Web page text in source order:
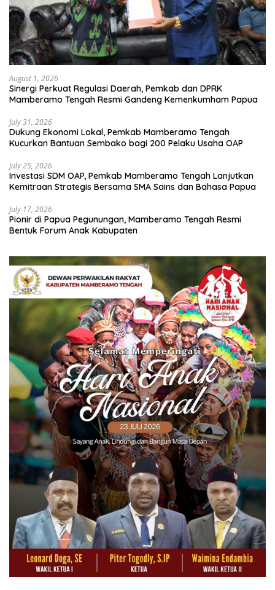
August 1, 2026
Sinergi Perkuat Regulasi Daerah, Pemkab dan DPRK
Mamberamo Tengah Resmi Gandeng Kemenkumham Papua
July 31, 2026
Dukung Ekonomi Lokal, Pemkab Mamberamo Tengah
Kucurkan Bantuan Sembako bagi 200 Pelaku Usaha OAP
July 25, 2026
Investasi SDM OAP, Pemkab Mamberamo Tengah Lanjutkan
Kemitraan Strategis Bersama SMA Sains dan Bahasa Papua
July 17, 2026
Pionir di Papua Pegunungan, Mamberamo Tengah Resmi
Bentuk Forum Anak Kabupaten